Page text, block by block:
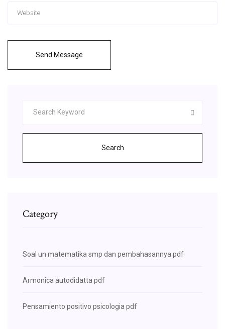
Send Message
Search
Category
Soal un matematika smp dan pembahasannya pdf
Armonica autodidatta pdf
Pensamiento positivo psicologia pdf